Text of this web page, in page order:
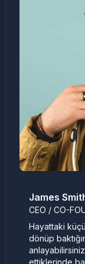
James
CEO / CO-
Hayattaki
dönüp
ettiklerinde